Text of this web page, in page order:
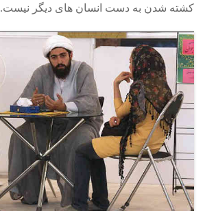
کشته شدن به دست انسان های دیگر نیست.